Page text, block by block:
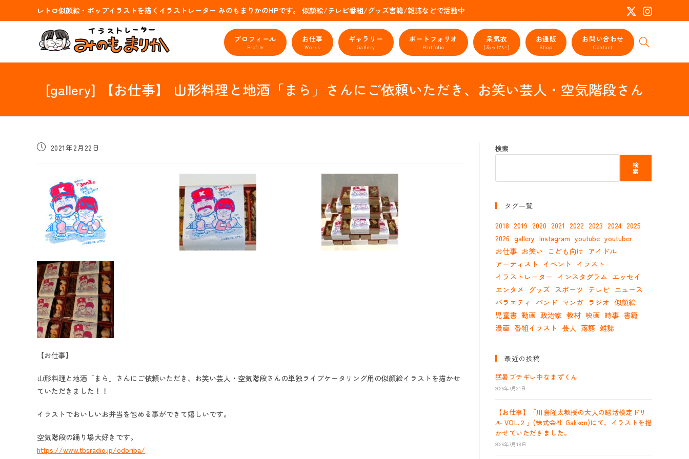
ン
レトロ似顔絵・ポップイラストを描くイラストレーター みのもまりかのHPです。 似顔絵/テレビ番組/グッズ書籍/雑誌などで活動中
プロフィール
Profile
お仕事
Works
ギャラリー
Gallery
ポートフォリオ
Portfolio
呆気衣
(あっけい)
お通販
Shop
お問い合わせ
Contact
ウ
検
[gallery] 【お仕事】 山形料理と地酒「まら」さんにご依頼いただき、お笑い芸人・空気階段さん
投
2021年2月22日
【お仕事】
山形料理と地酒「まら」さんにご依頼いただき、お笑い芸人・空気階段さんの単独ライブケータリング用の似顔絵イラストを描かせ
ていただきました！！
イラストでおいしいお弁当を包める事ができて嬉しいです。
空気階段の踊り場大好きです。
https://www.tbsradio.jp/odoriba/
検索
検
索
タグ一覧
2018 2019 2020 2021 2022 2023 2024 2025
2026 gallery Instagram youtube youtuber
お仕事 お笑い こども向け アイドル
アーティスト
イベント
イラスト
イラストレーター
インスタグラム エッセイ
エンタメ
グッズ スポーツ テレビ ニュース
バラエティ
バンド マンガ ラジオ 似顔絵
児童書 動画 政治家 教材 映画 時事 書籍
漫画 番組イラスト 芸人 落語 雑誌
最近の投稿
猛暑ブチギレ中なまずくん
2026年7月21日
【お仕事】「川島隆太教授の大人の脳活検定ドリ
ル VOL.２」(株式会社 Gakken)にて、イラストを描
かせていただきました。
2026年7月18日